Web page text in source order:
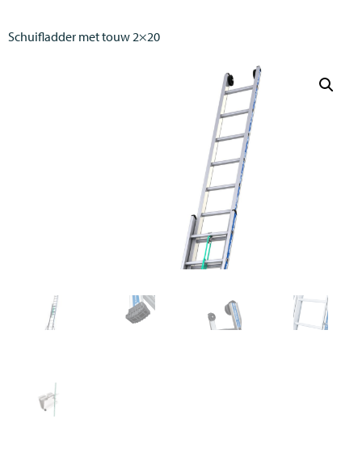
Schuifladder met touw 2×20